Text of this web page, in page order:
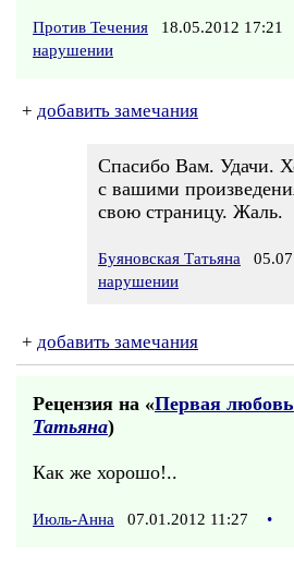
Против Течения 18.05.2012 17:21
нарушении
+ добавить замечания
Спасибо Вам. Удачи.
с вашими
свою страницу. Жаль.
Буяновская Татьяна
нарушении
+ добавить замечания
Рецензия на «Первая любовь
Татьяна)
Как же хорошо!..
Июль-Анна 07.01.2012 11:27 •